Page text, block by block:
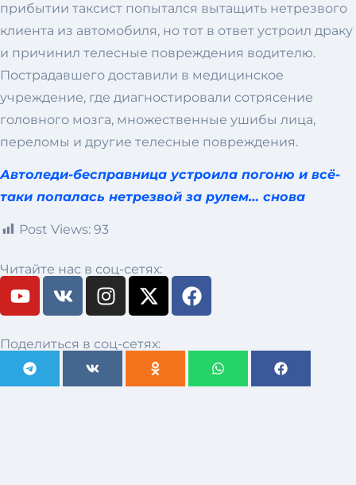
прибытии таксист попытался вытащить нетрезвого
клиента из автомобиля, но тот в ответ устроил драку
и причинил телесные повреждения водителю.
Пострадавшего доставили в медицинское
учреждение, где диагностировали сотрясение
головного мозга, множественные ушибы лица,
переломы и другие телесные повреждения.
Автоледи-бесправница устроила погоню и всё-
таки попалась нетрезвой за рулем… снова
Post Views: 93
Читайте нас в соц-сетях:
Поделиться в соц-сетях: